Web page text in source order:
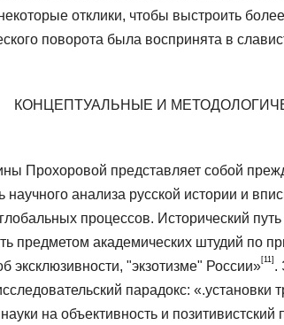
отклики, чтобы выстроить
поворота была воспринята в
КОНЦЕПТУАЛЬНЫЕ И
Прохоровой представляет собой
научного анализа русской истории и
процессов. Исторический
предметом ака­демических штудий по
эксклюзивности, "экзотизме" России»[11] .
парадокс: «.установки
на объективность и